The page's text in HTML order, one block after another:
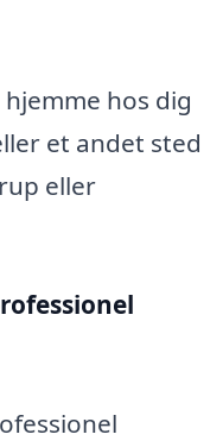
hos dig
et andet sted
eller